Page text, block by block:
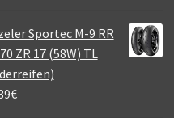
Sportec M-9 RR
ZR 17 (58W) TL
€